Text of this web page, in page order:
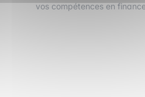
vos compétences en